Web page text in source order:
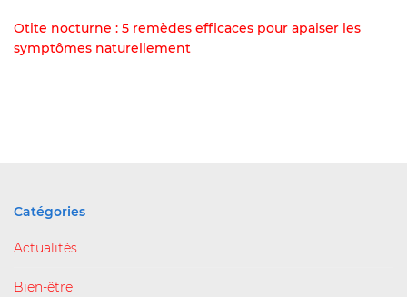
Otite nocturne : 5 remèdes efficaces pour apaiser les
symptômes naturellement
Catégories
Actualités
Bien-être